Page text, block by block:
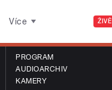
ŽIVĚ
Více
PROGRAM
AUDIOARCHIV
KAMERY